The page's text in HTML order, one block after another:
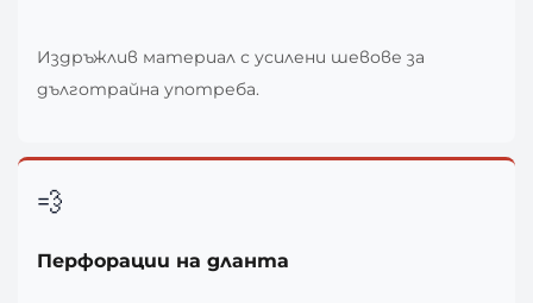
Издръжлив материал с усилени шевове за
дълготрайна употреба.
💨
Перфорации на дланта